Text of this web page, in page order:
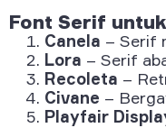
Font Serif
Canela – Serif
Lora – Serif
Recoleta –
Civane –
Playfair